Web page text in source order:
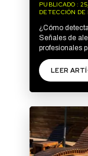
PUBLICADO :
DETECCIÓN DE
¿Cómo
Señales de
profesionales
LEER